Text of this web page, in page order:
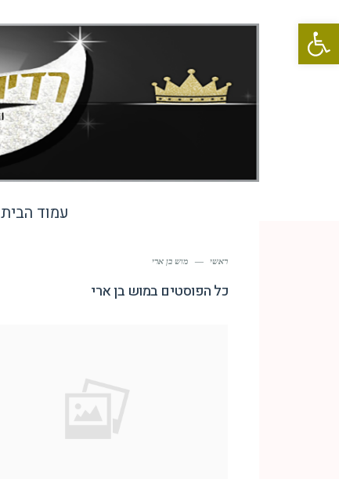
פתח סרגל נגישות
עמוד הבית
ראשי — מוש בן ארי
כל הפוסטים במוש בן ארי